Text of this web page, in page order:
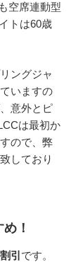
空席連動型
トは60歳
ングジャ
いますの
意外とピ
は最初か
ので、弊
しており
！
引 です。